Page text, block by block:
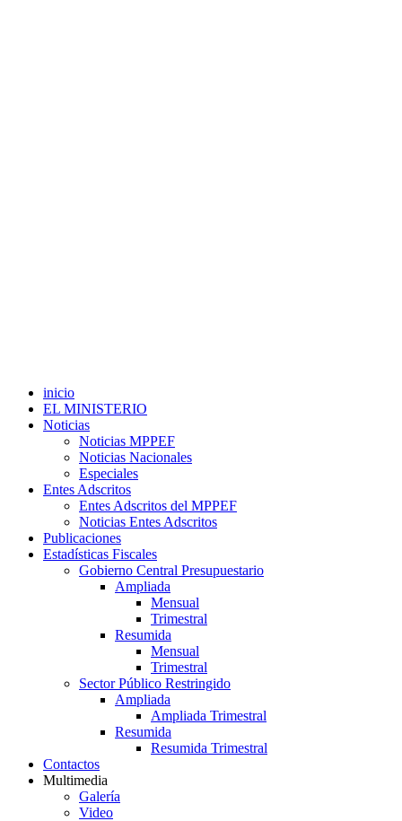
inicio
EL MINISTERIO
Noticias
Noticias MPPEF
Noticias Nacionales
Especiales
Entes Adscritos
Entes Adscritos del MPPEF
Noticias Entes Adscritos
Publicaciones
Estadísticas Fiscales
Gobierno Central Presupuestario
Ampliada
Mensual
Trimestral
Resumida
Mensual
Trimestral
Sector Público Restringido
Ampliada
Ampliada Trimestral
Resumida
Resumida Trimestral
Contactos
Multimedia
Galería
Video